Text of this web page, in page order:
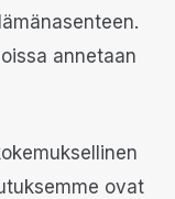
annetaan
ovat